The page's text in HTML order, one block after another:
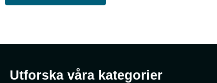
Utforska våra kategorier